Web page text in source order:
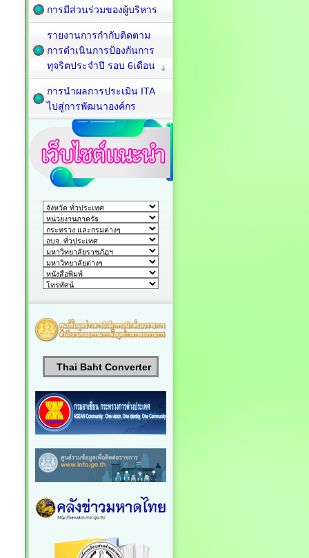
การมีส่วนร่วมของผู้บริหาร
รายงานการกำกับติดตาม
การดำเนินการป้องกันการ
ทุจริตประจำปี รอบ 6เดือน
การนำผลการประเมิน ITA
ไปสู่การพัฒนาองค์กร
Thai Baht Converter